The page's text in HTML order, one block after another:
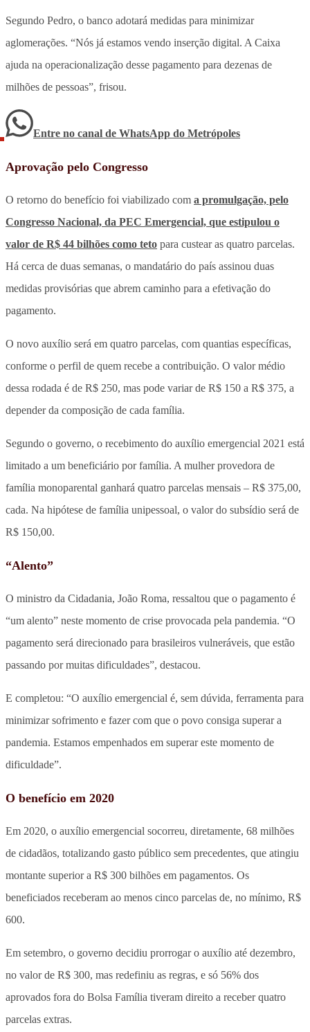
Segundo Pedro, o banco adotará medidas para minimizar
aglomerações. “Nós já estamos vendo inserção digital. A Caixa
ajuda na operacionalização desse pagamento para dezenas de
milhões de pessoas”, frisou.
Entre no canal de WhatsApp do Metrópoles
Aprovação pelo Congresso
O retorno do benefício foi viabilizado com a promulgação, pelo
Congresso Nacional, da PEC Emergencial, que estipulou o
valor de R$ 44 bilhões como teto para custear as quatro parcelas.
Há cerca de duas semanas, o mandatário do país assinou duas
medidas provisórias que abrem caminho para a efetivação do
pagamento.
O novo auxílio será em quatro parcelas, com quantias específicas,
conforme o perfil de quem recebe a contribuição. O valor médio
dessa rodada é de R$ 250, mas pode variar de R$ 150 a R$ 375, a
depender da composição de cada família.
Segundo o governo, o recebimento do auxílio emergencial 2021 está
limitado a um beneficiário por família. A mulher provedora de
família monoparental ganhará quatro parcelas mensais – R$ 375,00,
cada. Na hipótese de família unipessoal, o valor do subsídio será de
R$ 150,00.
“Alento”
O ministro da Cidadania, João Roma, ressaltou que o pagamento é
“um alento” neste momento de crise provocada pela pandemia. “O
pagamento será direcionado para brasileiros vulneráveis, que estão
passando por muitas dificuldades”, destacou.
E completou: “O auxílio emergencial é, sem dúvida, ferramenta para
minimizar sofrimento e fazer com que o povo consiga superar a
pandemia. Estamos empenhados em superar este momento de
dificuldade”.
O benefício em 2020
Em 2020, o auxílio emergencial socorreu, diretamente, 68 milhões
de cidadãos, totalizando gasto público sem precedentes, que atingiu
montante superior a R$ 300 bilhões em pagamentos. Os
beneficiados receberam ao menos cinco parcelas de, no mínimo, R$
600.
Em setembro, o governo decidiu prorrogar o auxílio até dezembro,
no valor de R$ 300, mas redefiniu as regras, e só 56% dos
aprovados fora do Bolsa Família tiveram direito a receber quatro
parcelas extras.